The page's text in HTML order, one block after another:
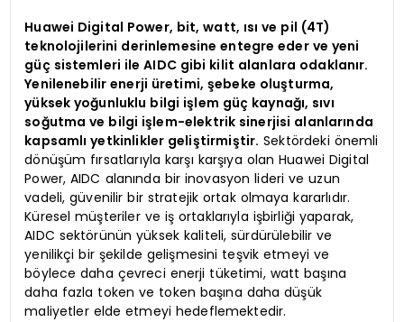
Huawei Digital Power, bit, watt, ısı ve pil (4T)
teknolojilerini derinlemesine entegre eder ve yeni
güç sistemleri ile AIDC gibi kilit alanlara odaklanır.
Yenilenebilir enerji üretimi, şebeke oluşturma,
yüksek yoğunluklu bilgi işlem güç kaynağı, sıvı
soğutma ve bilgi işlem-elektrik sinerjisi alanlarında
kapsamlı yetkinlikler geliştirmiştir. Sektördeki önemli
dönüşüm fırsatlarıyla karşı karşıya olan Huawei Digital
Power, AIDC alanında bir inovasyon lideri ve uzun
vadeli, güvenilir bir stratejik ortak olmaya kararlıdır.
Küresel müşteriler ve iş ortaklarıyla işbirliği yaparak,
AIDC sektörünün yüksek kaliteli, sürdürülebilir ve
yenilikçi bir şekilde gelişmesini teşvik etmeyi ve
böylece daha çevreci enerji tüketimi, watt başına
daha fazla token ve token başına daha düşük
maliyetler elde etmeyi hedeflemektedir.